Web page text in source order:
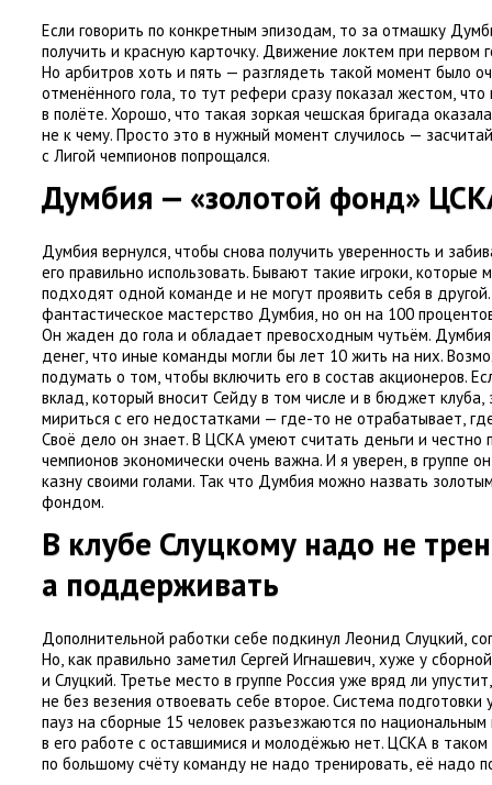
Если говорить по конкретным эпизодам, то за отмашку
получить и красную карточку. Движение локтем при первом
Но арбитров хоть и пять — разглядеть такой момент было
отменённого гола, то тут рефери сразу показал жестом, что
в полёте. Хорошо, что такая зоркая чешская бригада
не к чему. Просто это в нужный момент случилось —
с Лигой чемпионов попрощался.
Думбия — «золотой фонд»
Думбия вернулся, чтобы снова получить уверенность и
его правильно использовать. Бывают такие игроки, которые
подходят одной команде и не могут проявить себя в
фантастическое мастерство Думбия, но он на 100
Он жаден до гола и обладает превосходным чутьём.
денег, что иные команды могли бы лет 10 жить на них.
подумать о том, чтобы включить его в состав акционеров.
вклад, который вносит Сейду в том числе и в бюджет клуба,
мириться с его недостатками — где-то не отрабатывает,
Своё дело он знает. В ЦСКА умеют считать деньги и честно
чемпионов экономически очень важна. И я уверен, в группе
казну своими голами. Так что Думбия можно назвать
фондом.
В клубе Слуцкому надо не
а поддерживать
Дополнительной работки себе подкинул Леонид Слуцкий,
Но, как правильно заметил Сергей Игнашевич, хуже у
и Слуцкий. Третье место в группе Россия уже вряд ли упустит,
не без везения отвоевать себе второе. Система
пауз на сборные 15 человек разъезжаются по
в его работе с оставшимися и молодёжью нет. ЦСКА в таком
по большому счёту команду не надо тренировать, её надо